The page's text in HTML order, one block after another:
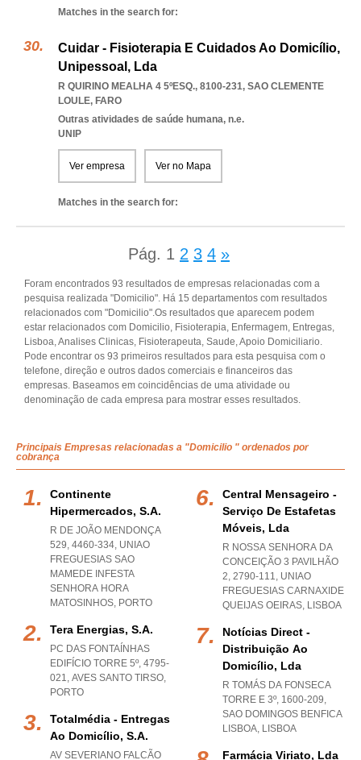
Matches in the search for:
Cuidar - Fisioterapia E Cuidados Ao Domicílio,
Unipessoal, Lda
R QUIRINO MEALHA 4 5ºESQ., 8100-231, SAO CLEMENTE
LOULE, FARO
Outras atividades de saúde humana, n.e.
UNIP
Ver empresa Ver no Mapa
Matches in the search for:
Pág. 1 2 3 4 »
Foram encontrados 93 resultados de empresas relacionadas com a
pesquisa realizada "Domicilio". Há 15 departamentos com resultados
relacionados com "Domicilio".Os resultados que aparecem podem
estar relacionados com Domicilio, Fisioterapia, Enfermagem, Entregas,
Lisboa, Analises Clinicas, Fisioterapeuta, Saude, Apoio Domiciliario.
Pode encontrar os 93 primeiros resultados para esta pesquisa com o
telefone, direção e outros dados comerciais e financeiros das
empresas. Baseamos em coincidências de uma atividade ou
denominação de cada empresa para mostrar esses resultados.
Principais Empresas relacionadas a "Domicilio " ordenados por
cobrança
Continente
Hipermercados, S.a.
R DE JOÃO MENDONÇA
529, 4460-334, UNIAO
FREGUESIAS SAO
MAMEDE INFESTA
SENHORA HORA
MATOSINHOS, PORTO
Tera Energias, S.a.
PC DAS FONTAÍNHAS
EDIFÍCIO TORRE 5º, 4795-
021, AVES SANTO TIRSO,
PORTO
Totalmédia - Entregas
Ao Domicílio, S.a.
AV SEVERIANO FALCÃO
Central Mensageiro -
Serviço De Estafetas
Móveis, Lda
R NOSSA SENHORA DA
CONCEIÇÃO 3 PAVILHÃO
2, 2790-111, UNIAO
FREGUESIAS CARNAXIDE
QUEIJAS OEIRAS, LISBOA
Notícias Direct -
Distribuição Ao
Domicílio, Lda
R TOMÁS DA FONSECA
TORRE E 3º, 1600-209,
SAO DOMINGOS BENFICA
LISBOA, LISBOA
Farmácia Viriato, Lda